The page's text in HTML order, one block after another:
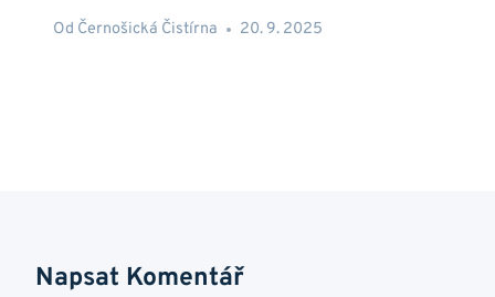
Od Černošická Čistírna 20. 9. 2025
Napsat Komentář